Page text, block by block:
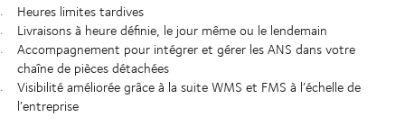
Heures limites tardives
Livraisons à heure définie, le jour même ou le lendemain
Accompagnement pour intégrer et gérer les ANS dans votre
chaîne de pièces détachées
Visibilité améliorée grâce à la suite WMS et FMS à l’échelle de
l’entreprise